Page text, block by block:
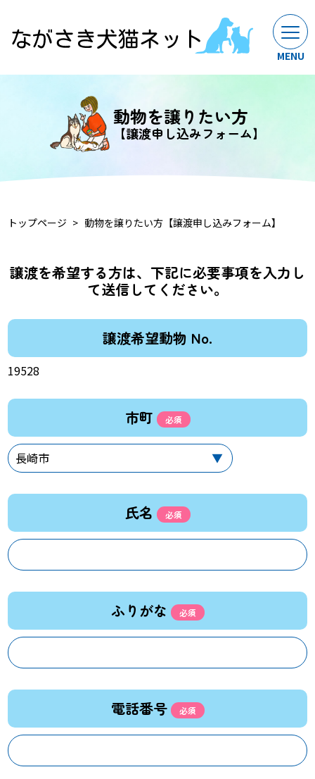
動物を譲りたい方
【譲渡申し込みフォーム】
トップページ 動物を譲りたい方【譲渡申し込みフォーム】
譲渡を希望する方は、下記に必要事項を入力し
て送信してください。
譲渡希望動物 No.
19528
市町
氏名
ふりがな
電話番号